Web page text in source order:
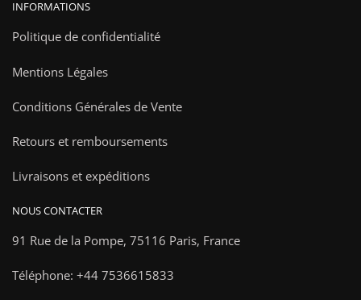
INFORMATIONS
Politique de confidentialité
Mentions Légales
Conditions Générales de Vente
Retours et remboursements
Livraisons et expéditions
NOUS CONTACTER
91 Rue de la Pompe, 75116 Paris, France
Téléphone: +44 7536615833